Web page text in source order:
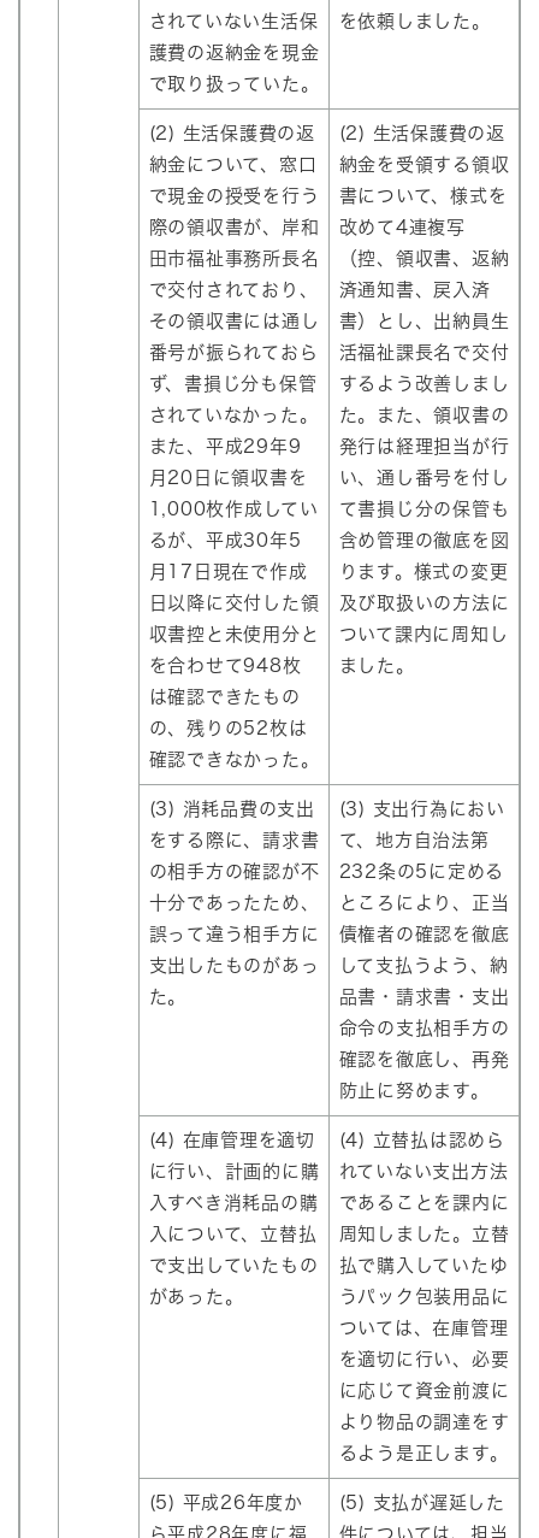
されていない生活保
護費の返納金を現金
で取り扱っていた。
を依頼しました。
(2) 生活保護費の返
納金について、窓口
で現金の授受を行う
際の領収書が、岸和
田市福祉事務所長名
で交付されており、
その領収書には通し
番号が振られておら
ず、書損じ分も保管
されていなかった。
また、平成29年9
月20日に領収書を
1,000枚作成してい
るが、平成30年5
月17日現在で作成
日以降に交付した領
収書控と未使用分と
を合わせて948枚
は確認できたもの
の、残りの52枚は
確認できなかった。
(2) 生活保護費の返
納金を受領する領収
書について、様式を
改めて4連複写
（控、領収書、返納
済通知書、戻入済
書）とし、出納員生
活福祉課長名で交付
するよう改善しまし
た。また、領収書の
発行は経理担当が行
い、通し番号を付し
て書損じ分の保管も
含め管理の徹底を図
ります。様式の変更
及び取扱いの方法に
ついて課内に周知し
ました。
(3) 消耗品費の支出
をする際に、請求書
の相手方の確認が不
十分であったため、
誤って違う相手方に
支出したものがあっ
た。
(3) 支出行為におい
て、地方自治法第
232条の5に定める
ところにより、正当
債権者の確認を徹底
して支払うよう、納
品書・請求書・支出
命令の支払相手方の
確認を徹底し、再発
防止に努めます。
(4) 在庫管理を適切
に行い、計画的に購
入すべき消耗品の購
入について、立替払
で支出していたもの
があった。
(4) 立替払は認めら
れていない支出方法
であることを課内に
周知しました。立替
払で購入していたゆ
うパック包装用品に
ついては、在庫管理
を適切に行い、必要
に応じて資金前渡に
より物品の調達をす
るよう是正します。
(5) 平成26年度か
ら平成28年度に福
(5) 支払が遅延した
件については、担当